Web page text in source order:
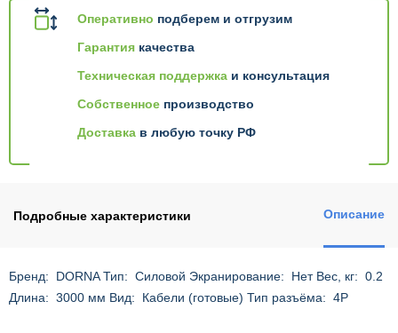
Оперативно подберем и отгрузим
Гарантия качества
Техническая поддержка и консультация
Собственное производство
Доставка в любую точку РФ
Подробные характеристики Описание
Бренд: DORNA Тип: Силовой Экранирование: Нет Вес, кг: 0.2
Длина: 3000 мм Вид: Кабели (готовые) Тип разъёма: 4P